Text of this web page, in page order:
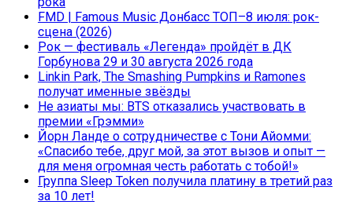
FMD | Famous Music Донбасс ТОП–8 июля: рок-
сцена (2026)
Рок — фестиваль «Легенда» пройдёт в ДК
Горбунова 29 и 30 августа 2026 года
Linkin Park, The Smashing Pumpkins и Ramones
получат именные звёзды
Не азиаты мы: BTS отказались участвовать в
премии «Грэмми»
Йорн Ланде о сотрудничестве с Тони Айомми:
«Спасибо тебе, друг мой, за этот вызов и опыт —
для меня огромная честь работать с тобой!»
Группа Sleep Token получила платину в третий раз
за 10 лет!